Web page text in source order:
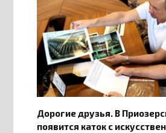
Дорогие друзья. В
появится каток с